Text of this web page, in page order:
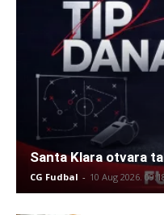
Santa Klara otvara
CG Fudbal - 10 Aug 2026.